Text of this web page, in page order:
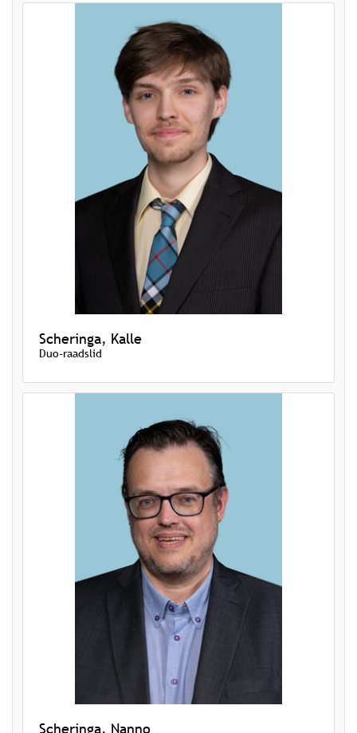
Scheringa, Kalle
Duo-raadslid
Scheringa, Nanno